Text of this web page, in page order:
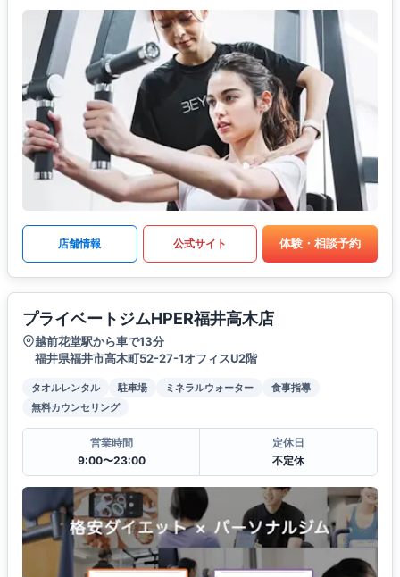
店舗情報 公式サイト 体験・相談予約
プライベートジムHPER福井高木店
越前花堂駅から車で13分
福井県福井市高木町52-27-1オフィスU2階
タオルレンタル 駐車場 ミネラルウォーター
食事指導
無料カウンセリング
営業時間
9:00〜23:00
定休日
不定休